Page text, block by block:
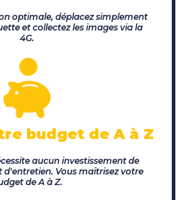
optimale, déplacez simplement
et collectez les images via la
4G.
budget de A à Z
aucun investissement de
Vous maîtrisez votre
de A à Z.